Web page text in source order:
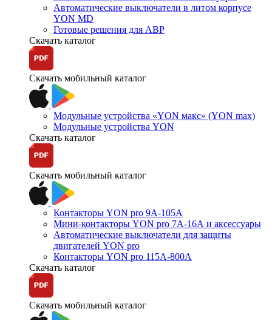
Автоматические выключатели в литом корпусе
YON MD
Готовые решения для АВР
Скачать каталог
Скачать мобильный каталог
Модульные устройства «YON макс» (YON max)
Модульные устройства YON
Скачать каталог
Скачать мобильный каталог
Контакторы YON pro 9А-105А
Мини-контакторы YON pro 7А-16А и аксессуары
Автоматические выключатели для защиты
двигателей YON pro
Контакторы YON pro 115А-800А
Скачать каталог
Скачать мобильный каталог